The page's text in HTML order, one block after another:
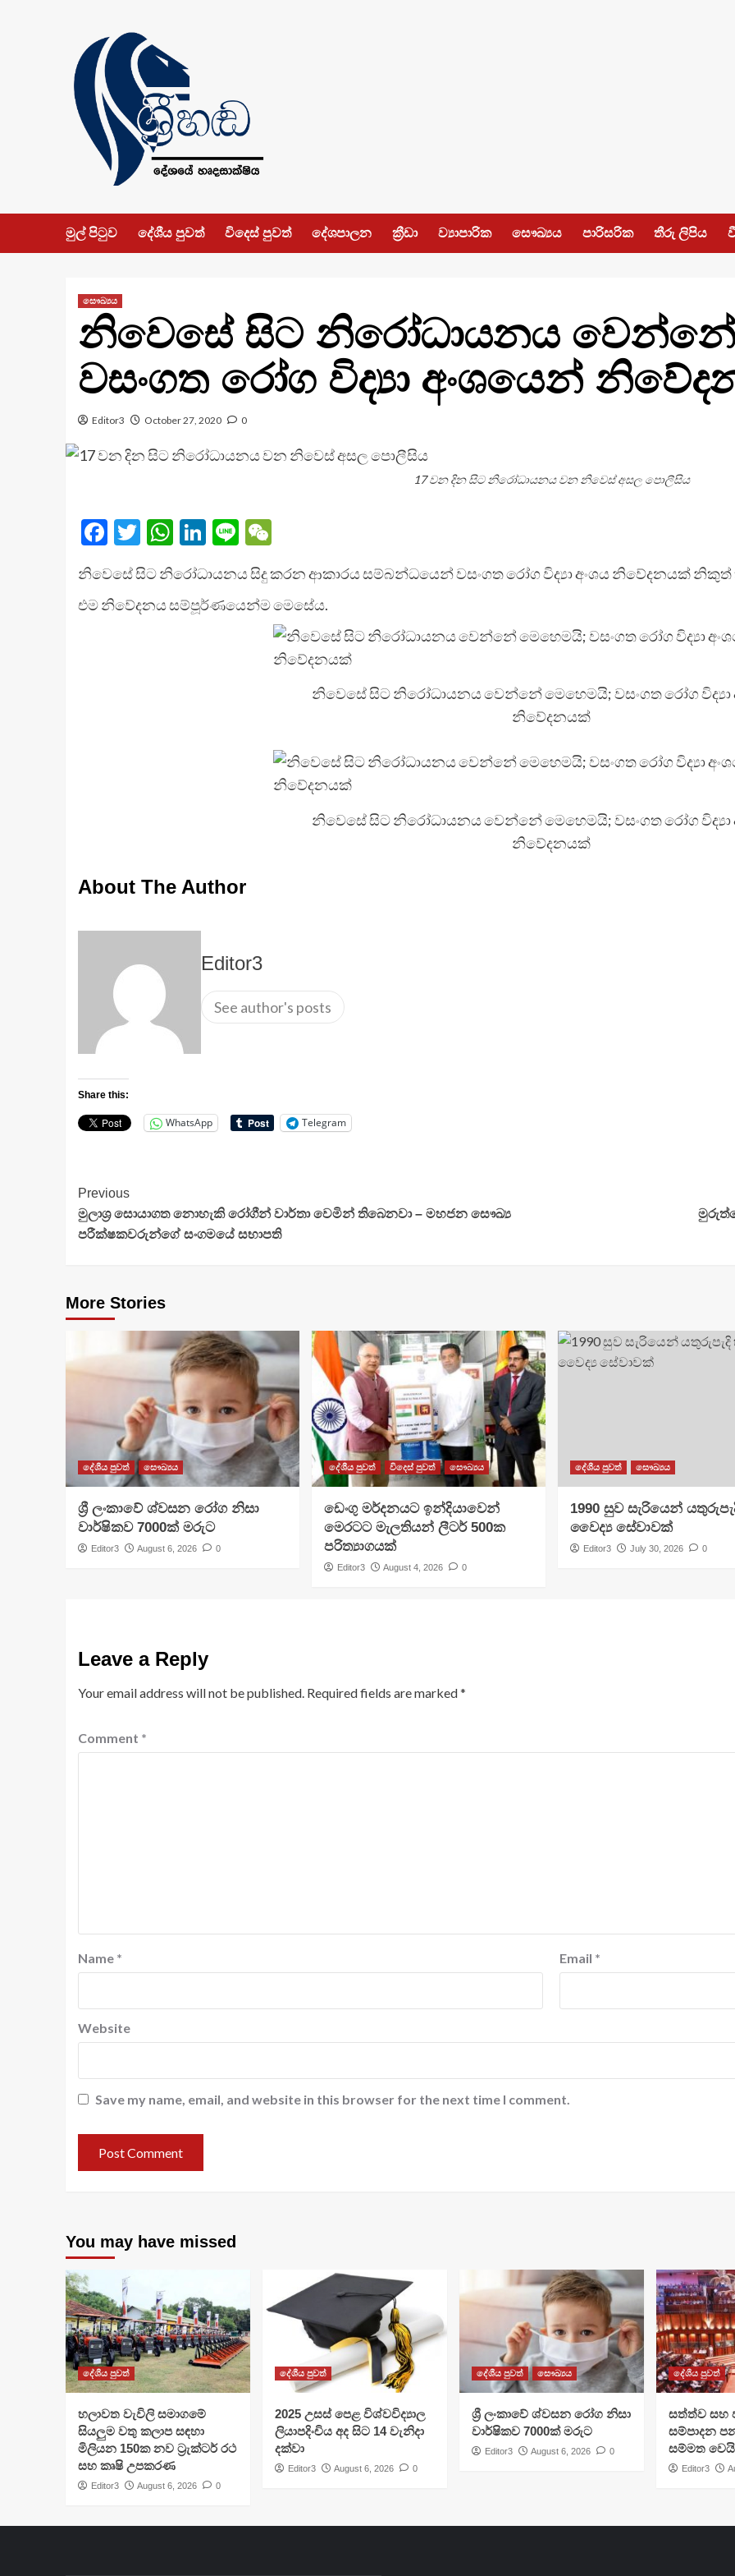
මුල් පිටුව දේශීය පුවත් විදෙස් පුවත් දේශපාලන ක්‍රීඩා ව්‍යාපාරික සෞඛ්‍යය පාරිසරික තීරු ලිපිය
සෞඛ්‍යය
නිවෙසේ සිට නිරෝධායනය
වසංගත රෝග විද්‍යා අංශයෙන්
Editor3 October 27, 2020 0
17 වන දින සිට නිරෝධායනය වන නිවෙස් අසල පොලීසිය
Facebook
Twitter
WhatsApp
LinkedIn
LineWeChat
නිවෙසේ සිට නිරෝධායනය සිදු කරන ආකාරය සම්බන්ධයෙන් වසංගත රෝග විද්‍යා අංශය නිවේදනයක් නිකුත්
එම නිවේදනය සම්පූර්ණයෙන්ම මෙසේය.
නිවෙසේ සිට නිරෝධායනය වෙන්නේ මෙහෙමයි; වසංගත රෝග විද්‍යා
නිවේදනයක්
නිවෙසේ සිට නිරෝධායනය වෙන්නේ මෙහෙමයි; වසංගත රෝග විද්‍යා
නිවේදනයක්
About The Author
Editor3
See author's posts
Share this:
WhatsApp Telegram
Continue
Reading
Previous
මුලාශ්‍ර සොයාගත නොහැකි රෝගීන් වාර්තා වෙමින් තිබෙනවා – මහජන සෞඛ්‍ය
පරීක්ෂකවරුන්ගේ සංගමයේ සභාපති
More Stories
දේශීය පුවත් සෞඛ්‍යය
ශ්‍රී ලංකාවේ ශ්වසන රෝග නිසා
වාර්ෂිකව 7000ක් මරුට
Editor3 August 6, 2026 0
දේශීය පුවත් විදෙස් පුවත් සෞඛ්‍යය
ඩෙංගු මර්දනයට ඉන්දියාවෙන්
මෙරටට මැලතියන් ලීටර් 500ක
පරිත්‍යාගයක්
Editor3 August 4, 2026 0
දේශීය පුවත් සෞඛ්‍යය
1990 සුව සැරියෙන්
වෛද්‍ය සේවාවක්
Editor3 July 30, 2026 0
Leave a Reply
Your email address will not be published. Required fields are marked*
Comment *
Name * Email *
Website
Save my name, email, and website in this browser for the next time I comment.
You may have missed
දේශීය පුවත්
හලාවත වැවිලි සමාගමේ
සියලුම වතු කලාප සඳහා
මිලියන 150ක නව ට්‍රැක්ටර් රථ
සහ කෘෂි උපකරණ
Editor3 August 6, 2026 0
දේශීය පුවත්
​2025 උසස් පෙළ විශ්වවිද්‍යාල
ලියාපදිංචිය අද සිට 14 වැනිදා
දක්වා
Editor3 August 6, 2026 0
දේශීය පුවත් සෞඛ්‍යය
ශ්‍රී ලංකාවේ ශ්වසන රෝග නිසා
වාර්ෂිකව 7000ක් මරුට
Editor3 August 6, 2026 0
දේශීය පුවත්
සත්ත්ව සහ
සම්පාදන
සම්මත වෙයි
Editor3